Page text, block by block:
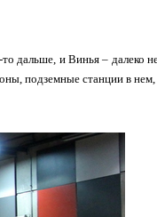
дальше, и Винья – далеко
подземные станции в